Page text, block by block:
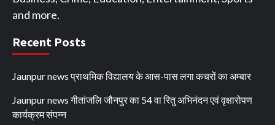
and more.
Recent Posts
Jaunpur news प्राथमिक विद्यालय के आस-पास लगा कचरों का अम्बार
Jaunpur news गीतांजलि जौनपुर का 54 वा रितु अभिनंदन एवं वृक्षारोपण
कार्यक्रम संपन्न